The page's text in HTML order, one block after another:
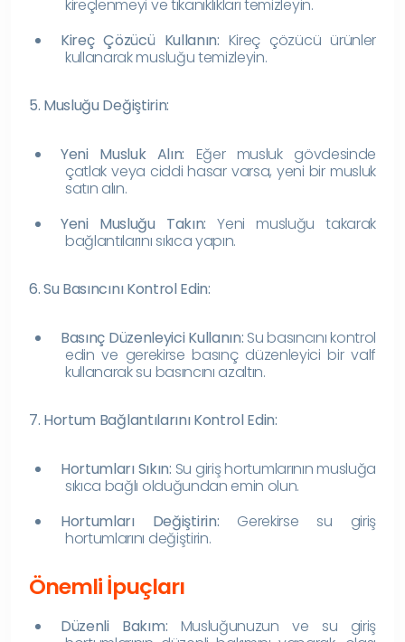
kireçlenmeyi ve tıkanıklıkları temizleyin.
Kireç Çözücü Kullanın: Kireç çözücü ürünler
kullanarak musluğu temizleyin.
5. Musluğu Değiştirin:
Yeni Musluk Alın: Eğer musluk gövdesinde
çatlak veya ciddi hasar varsa, yeni bir musluk
satın alın.
Yeni Musluğu Takın: Yeni musluğu takarak
bağlantılarını sıkıca yapın.
6. Su Basıncını Kontrol Edin:
Basınç Düzenleyici Kullanın: Su basıncını kontrol
edin ve gerekirse basınç düzenleyici bir valf
kullanarak su basıncını azaltın.
7. Hortum Bağlantılarını Kontrol Edin:
Hortumları Sıkın: Su giriş hortumlarının musluğa
sıkıca bağlı olduğundan emin olun.
Hortumları Değiştirin: Gerekirse su giriş
hortumlarını değiştirin.
Önemli İpuçları
Düzenli Bakım: Musluğunuzun ve su giriş